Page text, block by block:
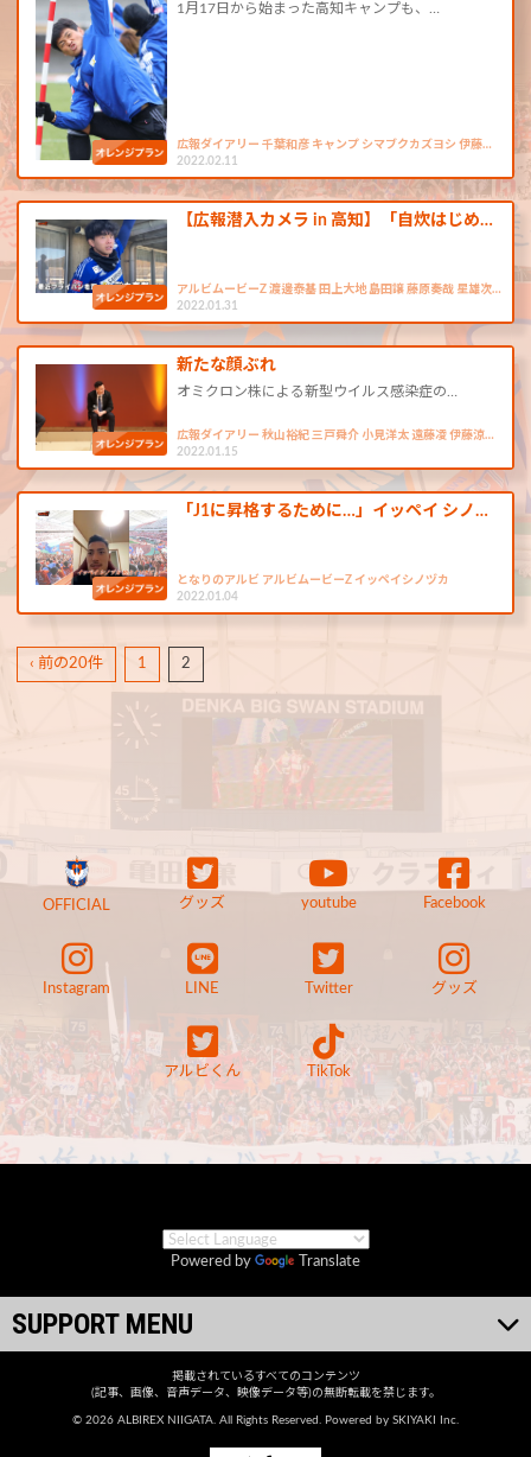
1月17日から始まった高知キャンプも、…
広報ダイアリー 千葉和彦 キャンプ シマブクカズヨシ 伊藤…
2022.02.11
【広報潜入カメラ in 高知】「自炊はじめ…
アルビムービーZ 渡邊泰基 田上大地 島田譲 藤原奏哉 星雄次…
2022.01.31
新たな顔ぶれ
オミクロン株による新型ウイルス感染症の…
広報ダイアリー 秋山裕紀 三戸舜介 小見洋太 遠藤凌 伊藤涼…
2022.01.15
「J1に昇格するために…」イッペイ シノ…
となりのアルビ アルビムービーZ イッペイシノヅカ
2022.01.04
‹ 前の20件 1 2
OFFICIAL グッズ youtube Facebook
Instagram LINE Twitter グッズ
アルビくん TikTok
Powered by Translate
SUPPORT MENU
掲載されているすべてのコンテンツ
(記事、画像、音声データ、映像データ等)の無断転載を禁じます。
© 2026 ALBIREX NIIGATA. All Rights Reserved. Powered by SKIYAKI Inc.